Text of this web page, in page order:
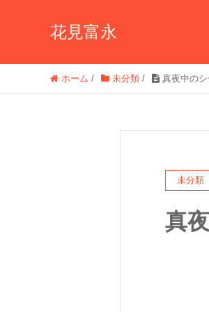
花見富永
ホーム / 未分類 / 真夜中の
未分類
真